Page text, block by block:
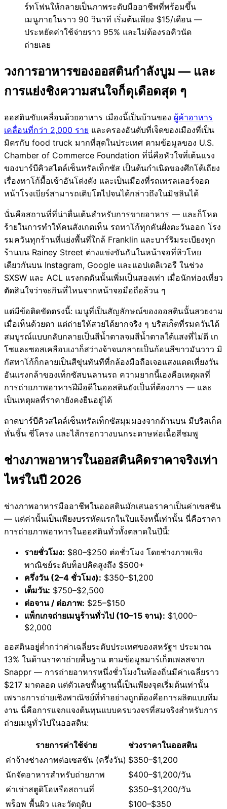
ร์ทโฟนให้กลายเป็นภาพระดับมืออาชีพที่พร้อมขึ้น
เมนูภายในราว 90 วินาที เริ่มต้นเพียง $15/เดือน —
ประหยัดค่าใช้จ่ายราว 95% และไม่ต้องรอคิวนัด
ถ่ายเลย
วงการอาหารของออสตินกำลังบูม — และ
การแย่งชิงความสนใจก็ดุเดือดสุด ๆ
ออสตินขับเคลื่อนด้วยอาหาร เมืองนี้เป็นบ้านของ ผู้ค้าอาหาร
เคลื่อนที่กว่า 2,000 ราย และครองอันดับที่เจ็ดของเมืองที่เป็น
มิตรกับ food truck มากที่สุดในประเทศ ตามข้อมูลของ U.S.
Chamber of Commerce Foundation ที่นี่คือหัวใจที่เต้นแรง
ของบาร์บีคิวสไตล์เซ็นทรัลเท็กซัส เป็นต้นกำเนิดของศึกโต้เถียง
เรื่องทาโก้มื้อเช้าอันโด่งดัง และเป็นเมืองที่รถเทรลเลอร์จอด
หน้าโรงเบียร์สามารถเติบโตไปจนได้กล่าวถึงในมิชลินได้
นั่นคือสถานที่ที่น่าตื่นเต้นสำหรับการขายอาหาร — และก็โหด
ร้ายในการทำให้คนสังเกตเห็น รถทาโก้ทุกคันฝั่งตะวันออก โรง
รมควันทุกร้านที่แย่งพื้นที่ใกล้ Franklin และบาร์ริมระเบียงทุก
ร้านบน Rainey Street ต่างแข่งขันกันในหน้าจอที่หิวโหย
เดียวกันบน Instagram, Google และแอปเดลิเวอรี ในช่วง
SXSW และ ACL แรงกดดันนั้นเพิ่มเป็นสองเท่า เมื่อนักท่องเที่ยว
ตัดสินใจว่าจะกินที่ไหนจากหน้าจอมือถือล้วน ๆ
แต่มีข้อติดขัดตรงนี้: เมนูที่เป็นสัญลักษณ์ของออสตินนั้นสวยงาม
เมื่อเห็นด้วยตา แต่ถ่ายให้สวยได้ยากจริง ๆ บริสเก็ตที่รมควันได้
สมบูรณ์แบบกลับกลายเป็นสีน้ำตาลจมสีน้ำตาลใต้แสงที่ไม่ดี เก
โซและซอสเคลือบเงาก็สว่างจ้าจนกลายเป็นก้อนสีขาวมันวาว มิ
กัสทาโก้ก็กลายเป็นสีขุ่นทันทีที่กล้องมือถือเจอแสงแดดเที่ยงวัน
อันแรงกล้าของเท็กซัสบนลานรถ ความยากนี้เองคือเหตุผลที่
การถ่ายภาพอาหารฝีมือดีในออสตินยังเป็นที่ต้องการ — และ
เป็นเหตุผลที่ราคายังคงยืนอยู่ได้
ถาดบาร์บีคิวสไตล์เซ็นทรัลเท็กซัสมุมมองจากด้านบน มีบริสเก็ต
หั่นชิ้น ซี่โครง และไส้กรอกวางบนกระดาษห่อเนื้อสีชมพู
ช่างภาพอาหารในออสตินคิดราคาจริงเท่า
ไหร่ในปี 2026
ช่างภาพอาหารมืออาชีพในออสตินมักเสนอราคาเป็นค่าเซสชัน
— แต่ค่านั้นเป็นเพียงบรรทัดแรกในใบแจ้งหนี้เท่านั้น นี่คือราคา
การถ่ายภาพอาหารในออสตินทั่วทั้งตลาดในปีนี้:
รายชั่วโมง: $80–$250 ต่อชั่วโมง โดยช่างภาพเชิง
พาณิชย์ระดับท็อปคิดสูงถึง $500+
ครึ่งวัน (2–4 ชั่วโมง): $350–$1,200
เต็มวัน: $750–$2,500
ต่อจาน / ต่อภาพ: $25–$150
แพ็กเกจถ่ายเมนูร้านทั่วไป (10–15 จาน): $1,000–
$2,000
ออสตินอยู่ต่ำกว่าค่าเฉลี่ยระดับประเทศของสหรัฐฯ ประมาณ
13% ในด้านราคาถ่ายพื้นฐาน ตามข้อมูลมาร์เก็ตเพลสจาก
Snappr — การถ่ายอาหารหนึ่งชั่วโมงในท้องถิ่นมีค่าเฉลี่ยราว
$217 มาตลอด แต่ตัวเลขพื้นฐานนี้เป็นเพียงจุดเริ่มต้นเท่านั้น
เพราะการถ่ายเชิงพาณิชย์ที่ทำอย่างถูกต้องคือการผลิตแบบทีม
งาน นี่คือการแจกแจงต้นทุนแบบครบวงจรที่สมจริงสำหรับการ
ถ่ายเมนูทั่วไปในออสติน:
รายการค่าใช้จ่าย
ช่วงราคาในออสติน
ค่าจ้างช่างภาพต่อเซสชัน (ครึ่งวัน) $350–$1,200
นักจัดอาหารสำหรับถ่ายภาพ
$400–$1,200/วัน
ค่าเช่าสตูดิโอหรือสถานที่
$350–$1,200/วัน
พร็อพ พื้นผิว และวัตถุดิบ
$100–$350